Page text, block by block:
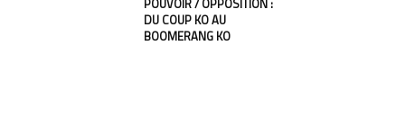
POUVOIR / OPPOSITION :
DU COUP KO AU
BOOMERANG KO